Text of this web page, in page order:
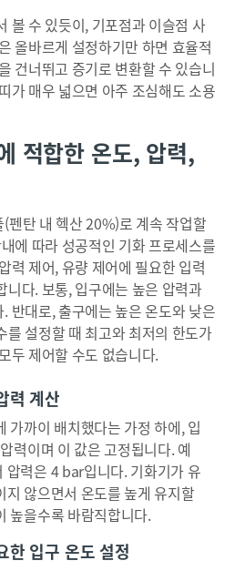
볼 수 있듯이, 기포점과 이슬점 사
올바르게 설정하기만 하면 효율적
건너뛰고 증기로 변환할 수 있습니
가 매우 넓으면 아주 조심해도 소용
적합한 온도, 압력,
펜탄 내 헥산 20%)로 계속 작업할
에 따라 성공적인 기화 프로세스를
력 제어, 유량 제어에 필요한 입력
니다. 보통, 입구에는 높은 압력과
반대로, 출구에는 높은 온도와 낮은
를 설정할 때 최고와 최저의 한도가
두 제어할 수도 없습니다.
력 계산
가까이 배치했다는 가정 하에, 입
력이며 이 값은 고정됩니다. 예
압력은 4 bar입니다. 기화기가 유
지 않으면서 온도를 높게 유지할
높을수록 바람직합니다.
한 입구 온도 설정